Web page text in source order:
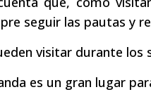
seguir las pautas y
visitar durante los
es un gran lugar